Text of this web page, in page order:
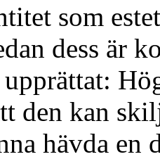
som
dess är
den kan
hävda